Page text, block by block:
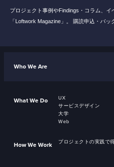
プロジェクト事例やFindings・コラム、イ
「Loftwork Magazine」。
購読申込・バッ
Who We Are
What We Do UX
サービスデザイン
大学
Web
How We Work プロジェクトの実践で